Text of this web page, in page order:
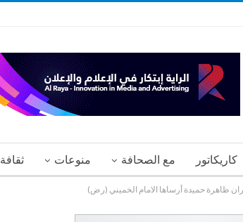
كاريكاتور مع الصحافة منوعات ثقافة
ظاهرة حميدة أرساها الامام الخميني (رض)